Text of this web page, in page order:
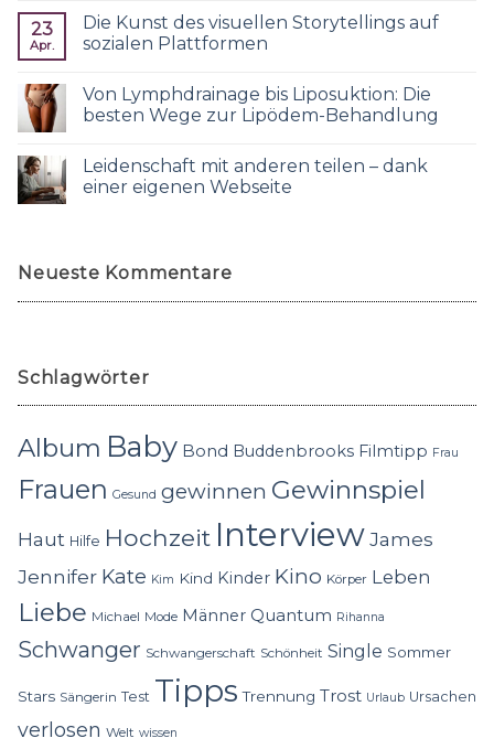
23
Apr.
Die Kunst des visuellen Storytellings auf
sozialen Plattformen
Von Lymphdrainage bis Liposuktion: Die
besten Wege zur Lipödem-Behandlung
Leidenschaft mit anderen teilen – dank
einer eigenen Webseite
Neueste Kommentare
Schlagwörter
Album Baby Bond Buddenbrooks Filmtipp Frau
Frauen Gesund gewinnen Gewinnspiel
Haut Hilfe Hochzeit InterviewJames
Jennifer Kate Kim Kind Kinder Kino Körper Leben
Liebe Michael Mode Männer Quantum Rihanna
Schwanger Schwangerschaft Schönheit Single Sommer
Stars Sängerin Test Tipps Trennung Trost Urlaub Ursachen
verlosen Welt wissen